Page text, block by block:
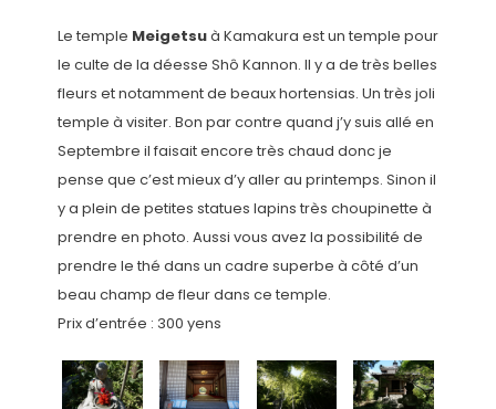
Le temple Meigetsuà Kamakura est un temple pour
le culte de la déesse Shô Kannon. Il y a de très belles
fleurs et notamment de beaux hortensias. Un très joli
temple à visiter. Bon par contre quand j’y suis allé en
Septembre il faisait encore très chaud donc je
pense que c’est mieux d’y aller au printemps. Sinon il
y a plein de petites statues lapins très choupinette à
prendre en photo. Aussi vous avez la possibilité de
prendre le thé dans un cadre superbe à côté d’un
beau champ de fleur dans ce temple.
Prix d’entrée : 300 yens